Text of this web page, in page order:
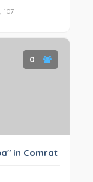
0
in Comrat